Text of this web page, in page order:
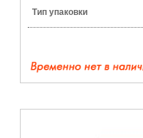
Тип упаковки